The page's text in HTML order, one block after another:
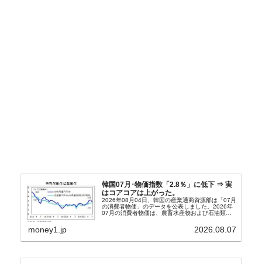
韓国07月･物価指数「2.8％」に低下 ⇒ 実
はコアコアは上がった。
2026年08月04日、韓国の産業通商資源部は「07月
の消費者物価」のデータを公表しました。2026年
07月の消費者物価は、農畜水産物および石油類の
2.8％上昇（06月は3.2％）となり、上昇率は前...
money1.jp 2026.08.07